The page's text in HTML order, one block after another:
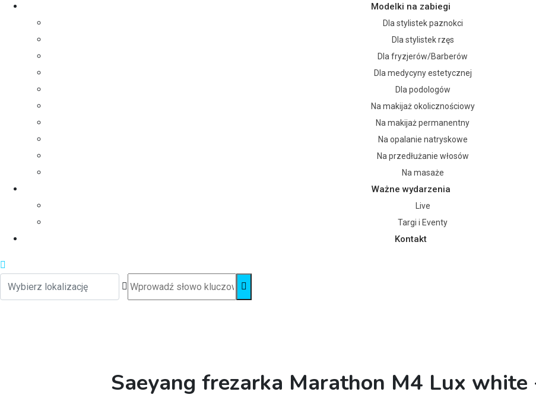
Modelki na zabiegi
Dla stylistek paznokci
Dla stylistek rzęs
Dla fryzjerów/Barberów
Dla medycyny estetycznej
Dla podologów
Na makijaż okolicznościowy
Na makijaż permanentny
Na opalanie natryskowe
Na przedłużanie włosów
Na masaże
Ważne wydarzenia
Live
Targi i Eventy
Kontakt
Saeyang frezarka Marathon M4 Lux white